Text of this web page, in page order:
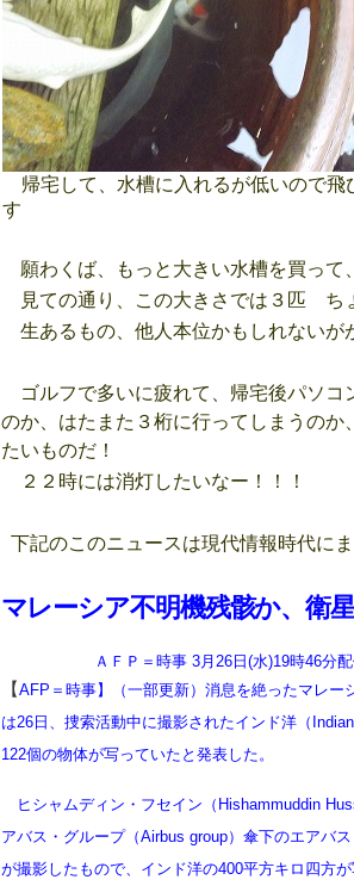
帰宅して、水槽に入れるが低いので飛
す
願わくば、もっと大きい水槽を買って
見ての通り、この大きさでは３匹 ち
生あるもの、他人本位かもしれないが
ゴルフで多いに疲れて、帰宅後パソ
のか、はたまた３桁に行ってしまうの
たいものだ！
２２時には消灯したいなー！！！
下記のこのニュースは現代情報時代に
マレーシア不明機残骸か、衛
ＡＦＰ＝時事3月26日(水)19時46分
【AFP＝時事】（一部更新）消息を絶ったマレ
は26日、捜索活動中に撮影されたインド洋（
122個の物体が写っていたと発表した。
ヒシャムディン・フセイン（Hishammuddin
アバス・グループ（Airbus group）傘下のエアバ
が撮影したもので、インド洋の400平方キロ四方